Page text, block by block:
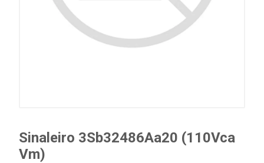
Sinaleiro 3Sb32486Aa20 (110Vca
Vm)